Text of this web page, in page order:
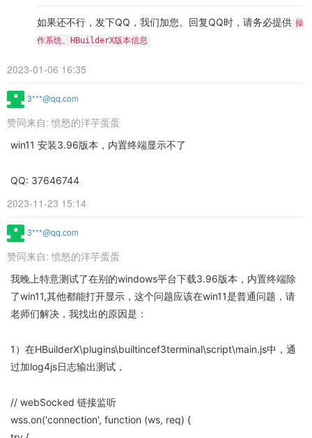
如果还不行，发下QQ，我们加您。回复QQ时，请务必提供 操
作系统、HBuilderX版本信息
2023-01-06 16:35
3***@qq.com
赞同来自: 愤怒的洋芋蛋蛋
win11 安装3.96版本，内置终端显示不了
QQ: 37646744
2023-11-23 15:14
3***@qq.com
赞同来自: 愤怒的洋芋蛋蛋
我晚上特意测试了在别的windows平台下载3.96版本，内置终端除
了win11,其他都能打开显示，这个问题应该在win11是普通问题，请
老师们解决，我找出的原因是：
1）在HBuilderX\plugins\builtincef3terminal\script\main.js中，通
过加log4js日志输出测试，
// webSocked 链接监听
wss.on('connection', function (ws, req) {